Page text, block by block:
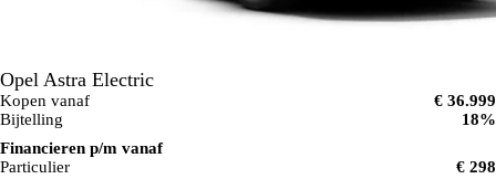
Opel Astra Electric
Kopen vanaf
€ 36.999
Bijtelling
18%
Financieren p/m vanaf
Particulier
€ 298